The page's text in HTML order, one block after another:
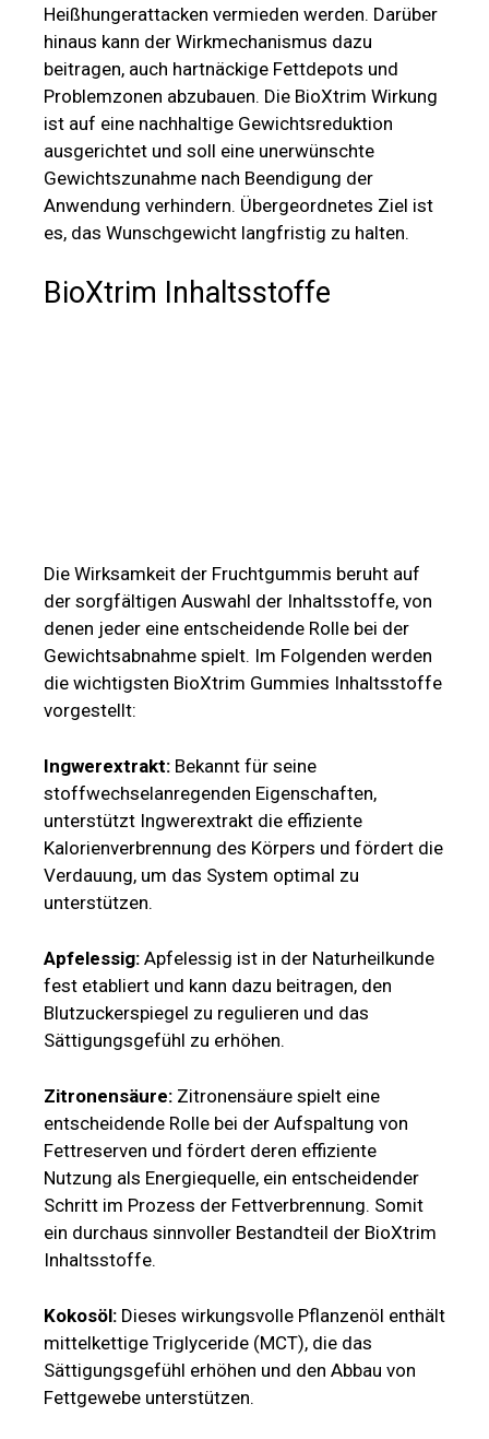
Anwendung verhindern. Übergeordnetes Ziel ist
es, das Wunschgewicht langfristig zu halten.
BioXtrim Inhaltsstoffe
Ingwerextrakt:Bekannt für seine
stoffwechselanregenden Eigenschaften,
unterstützt Ingwerextrakt die effiziente
Kalorienverbrennung des Körpers und fördert die
Verdauung, um das System optimal zu
unterstützen.
Apfelessig:Apfelessig ist in der Naturheilkunde
fest etabliert und kann dazu beitragen, den
Blutzuckerspiegel zu regulieren und das
Sättigungsgefühl zu erhöhen.
Zitronensäure:
Fettreserven und fördert deren effiziente
Nutzung als Energiequelle, ein entscheidender
Schritt im Prozess der Fettverbrennung. Somit
ein durchaus sinnvoller Bestandteil der BioXtrim
Kokosöl:Dieses wirkungsvolle Pflanzenöl enthält
mittelkettige Triglyceride (MCT), die das
Sättigungsgefühl erhöhen und den Abbau von
Fettgewebe unterstützen.
Glukosesirup:
über aktiv und ermüdungsfrei bleiben.
Carnaubawachs: Als natürlicher Überzug für die
Gummibärchen sorgt Carnaubawachs dafür,